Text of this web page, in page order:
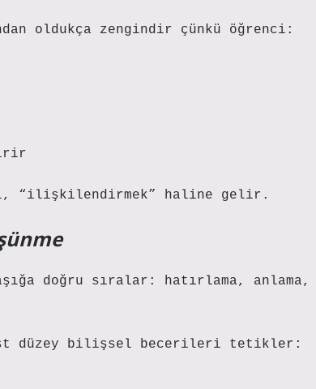
oldukça zengindir çünkü öğrenci:
“ilişkilendirmek” haline gelir.
doğru sıralar: hatırlama, anlama,
düzey bilişsel becerileri tetikler: